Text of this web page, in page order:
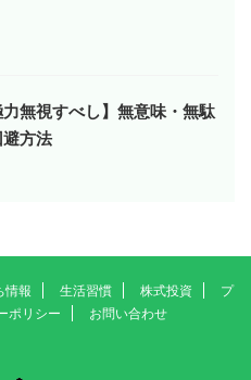
力無視すべし】無意味・無駄
方法
情報 生活習慣 株式投資
プ
ポリシー お問い合わせ